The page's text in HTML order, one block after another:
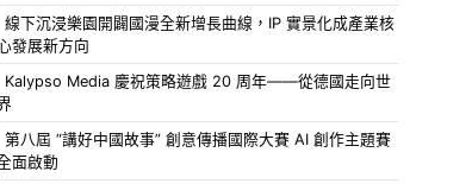
線下沉浸樂園開闢國漫全新增長曲線，IP 實景化成產業核
發展新方向
Kalypso Media 慶祝策略遊戲 20 周年——從德國走向世
第八屆 “講好中國故事” 創意傳播國際大賽 AI 創作主題賽
面啟動